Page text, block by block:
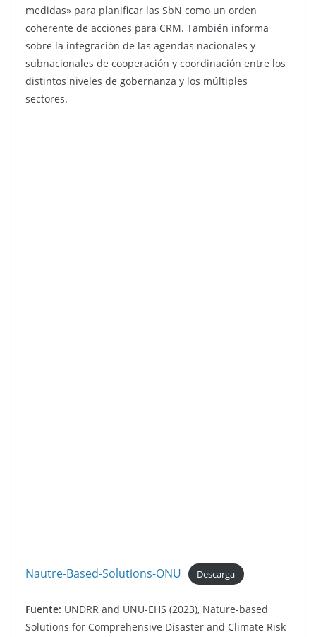
medidas» para planificar las SbN como un orden
coherente de acciones para CRM. También informa
sobre la integración de las agendas nacionales y
subnacionales de cooperación y coordinación entre los
distintos niveles de gobernanza y los múltiples
sectores.
Nautre-Based-Solutions-ONU Descarga
Fuente: UNDRR and UNU-EHS (2023), Nature-based
Solutions for Comprehensive Disaster and Climate Risk